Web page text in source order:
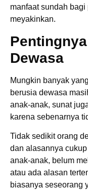
manfaat sundah
meyakinkan.
Dewasa
Mungkin banyak
berusia dewasa
anak-anak, sunat
karena sebenarnya
Tidak sedikit orang
dan alasannya
anak-anak, belum
atau ada alasan
biasanya seseorang